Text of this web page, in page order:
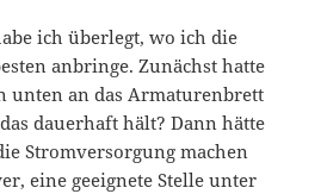
ich überlegt, wo ich die
anbringe. Zunächst hatte
unten an das Armaturenbrett
dauerhaft hält? Dann hätte
Stromversorgung machen
eine geeignete Stelle unter